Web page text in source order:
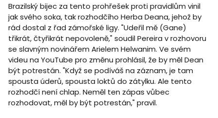
Brazilský bijec za tento prohřešek proti pravidlům vinil
jak svého soka, tak rozhodčího Herba Deana, jehož by
rád dostal z řad zámořské ligy. "Udeřil mě (Gane)
třikrát, čtyřikrát nepovoleně," soudil Pereira v rozhovoru
se slavným novinářem Arielem Helwanim. Ve svém
videu na YouTube pro změnu prohlásil, že by měl Dean
být potrestán. "Když se podíváš na záznam, je tam
spousta úderů, spousta loktů do zátylku. Ale tento
rozhodčí není chlap. Neměl ten zápas vůbec
rozhodovat, měl by být potrestán," pravil.